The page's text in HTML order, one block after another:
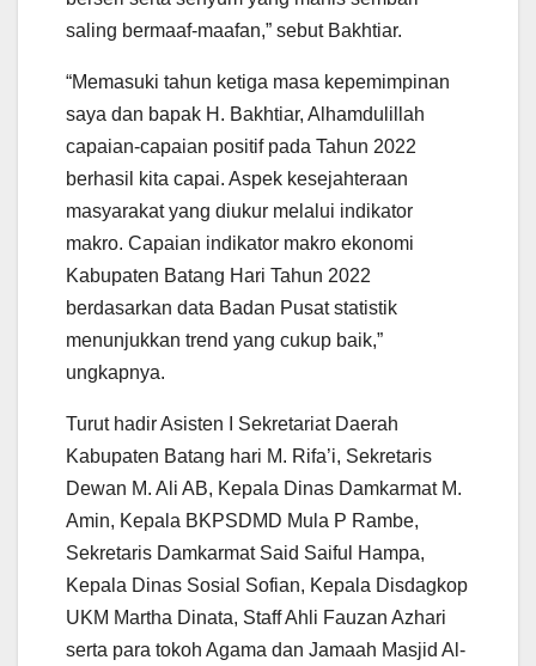
saling bermaaf-maafan,” sebut Bakhtiar.
“Memasuki tahun ketiga masa kepemimpinan
saya dan bapak H. Bakhtiar, Alhamdulillah
capaian-capaian positif pada Tahun 2022
berhasil kita capai. Aspek kesejahteraan
masyarakat yang diukur melalui indikator
makro. Capaian indikator makro ekonomi
Kabupaten Batang Hari Tahun 2022
berdasarkan data Badan Pusat statistik
menunjukkan trend yang cukup baik,”
ungkapnya.
Turut hadir Asisten I Sekretariat Daerah
Kabupaten Batang hari M. Rifa’i, Sekretaris
Dewan M. Ali AB, Kepala Dinas Damkarmat M.
Amin, Kepala BKPSDMD Mula P Rambe,
Sekretaris Damkarmat Said Saiful Hampa,
Kepala Dinas Sosial Sofian, Kepala Disdagkop
UKM Martha Dinata, Staff Ahli Fauzan Azhari
serta para tokoh Agama dan Jamaah Masjid Al-